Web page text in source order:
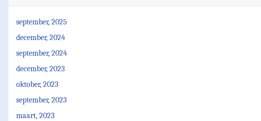
september, 2025
december, 2024
september, 2024
december, 2023
oktober, 2023
september, 2023
maart, 2023